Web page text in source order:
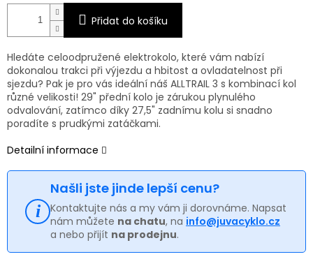
Přidat do košíku
Hledáte celoodpružené elektrokolo, které vám nabízí
dokonalou trakci při výjezdu a hbitost a ovladatelnost při
sjezdu? Pak je pro vás ideální náš ALLTRAIL 3 s kombinací kol
různé velikosti! 29" přední kolo je zárukou plynulého
odvalování, zatímco díky 27,5" zadnímu kolu si snadno
poradíte s prudkými zatáčkami.
Detailní informace
Našli jste jinde lepší cenu?
Kontaktujte nás a my vám ji dorovnáme. Napsat
nám můžete na chatu, na info@juvacyklo.cz
a nebo přijít na prodejnu.